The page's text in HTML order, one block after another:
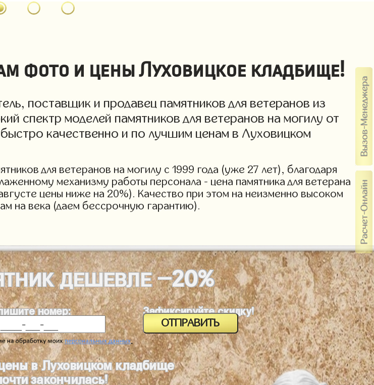
фото и цены Луховицкое кладбище!
поставщик и продавец памятников для ветеранов из
спектр моделей памятников для ветеранов на могилу от
качественно и по лучшим ценам в Луховицком
для ветеранов на могилу с 1999 года (уже 27 лет), благодаря
механизму работы персонала - цена памятника для ветерана
цены ниже на 20%). Качество при этом на неизменно высоком
на века (даем бессрочную гарантию).
ДЕШЕВЛЕ-20%
номер:
.
Зафиксируйте скидку!
в Луховицком кладбище
закончилась!